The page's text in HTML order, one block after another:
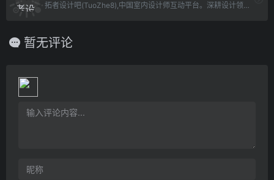
拓者设计吧(TuoZhe8),中国室内设计师互动平台。深耕设计领域十二年,拓者吧聚集了400万设计师、室内设计师、效果图设计师、软装设计师、装修设计人,设计创意群体中具有较高的影响力与号召力！
暂无评论